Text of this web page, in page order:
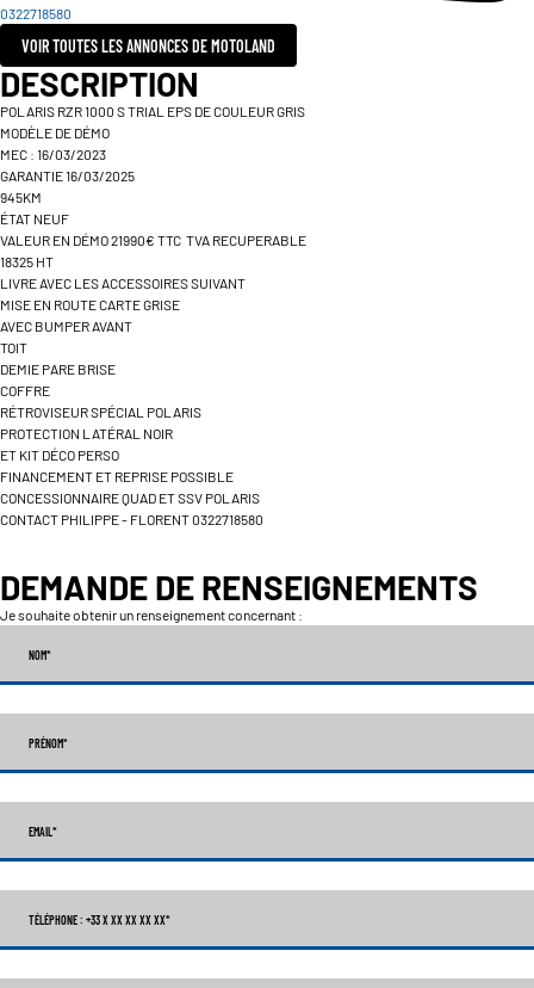
0322718580
VOIR TOUTES LES ANNONCES DE MOTOLAND
DESCRIPTION
POLARIS RZR 1000 S TRIAL EPS DE COULEUR GRIS
MODÈLE DE DÉMO
MEC : 16/03/2023
GARANTIE 16/03/2025
945KM
ÉTAT NEUF
VALEUR EN DÉMO 21990€ TTC TVA RECUPERABLE
18325 HT
LIVRE AVEC LES ACCESSOIRES SUIVANT
MISE EN ROUTE CARTE GRISE
AVEC BUMPER AVANT
TOIT
DEMIE PARE BRISE
COFFRE
RÉTROVISEUR SPÉCIAL POLARIS
PROTECTION LATÉRAL NOIR
ET KIT DÉCO PERSO
FINANCEMENT ET REPRISE POSSIBLE
CONCESSIONNAIRE QUAD ET SSV POLARIS
CONTACT PHILIPPE - FLORENT 0322718580
DEMANDE DE RENSEIGNEMENTS
Je souhaite obtenir un renseignement concernant :
NOM*
PRÉNOM*
EMAIL*
TÉLÉPHONE : +33 X XX XX XX XX*